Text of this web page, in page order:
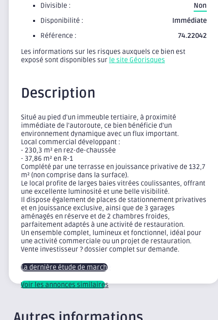
Divisible :
Non
Disponibilité :
Immédiate
Référence :
74.22042
Les informations sur les risques auxquels ce bien est
exposé sont disponibles sur le site Géorisques
Description
Situé au pied d'un immeuble tertiaire, à proximité
immédiate de l'autoroute, ce bien bénéficie d'un
environnement dynamique avec un flux important.
Local commercial développant :
- 230,3 m² en rez-de-chaussée
- 37,86 m² en R-1
Complété par une terrasse en jouissance privative de 132,7
m² (non comprise dans la surface).
Le local profite de larges baies vitrées coulissantes, offrant
une excellente luminosité et une belle visibilité.
Il dispose également de places de stationnement privatives
et en jouissance exclusive, ainsi que de 3 garages
aménagés en réserve et de 2 chambres froides,
parfaitement adaptés à une activité de restauration.
Un ensemble complet, lumineux et fonctionnel, idéal pour
une activité commerciale ou un projet de restauration.
Vente investisseur ? dossier complet sur demande.
La dernière étude de marché
Voir les annonces similaires